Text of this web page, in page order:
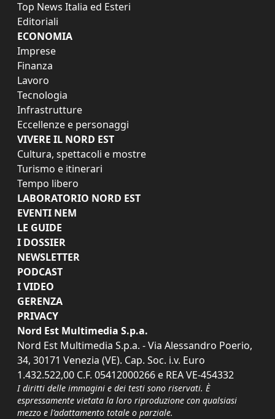
Top News Italia ed Esteri
Editoriali
ECONOMIA
Imprese
Finanza
Lavoro
Tecnologia
Infrastrutture
Eccellenze e personaggi
VIVERE IL NORD EST
Cultura, spettacoli e mostre
Turismo e itinerari
Tempo libero
LABORATORIO NORD EST
EVENTI NEM
LE GUIDE
I DOSSIER
NEWSLETTER
PODCAST
I VIDEO
GERENZA
PRIVACY
Nord Est Multimedia S.p.a.
Nord Est Multimedia S.p.a. - Via Alessandro Poerio,
34, 30171 Venezia (VE). Cap. Soc. i.v. Euro
1.432.522,00 C.F. 05412000266 e REA VE-454332
I diritti delle immagini e dei testi sono riservati. È
espressamente vietata la loro riproduzione con qualsiasi
mezzo e l'adattamento totale o parziale.